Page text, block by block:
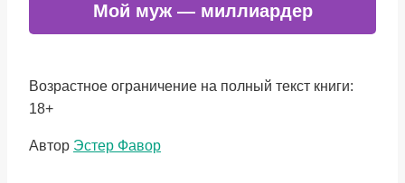
Мой муж — миллиардер
Возрастное ограничение на полный текст книги:
18+
Метки
Автор Эстер Фавор